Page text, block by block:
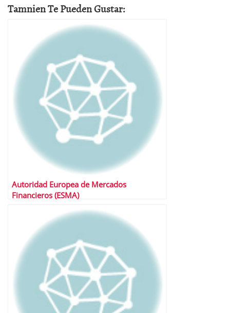
Tamnien Te Pueden Gustar:
Autoridad Europea de Mercados
Financieros (ESMA)